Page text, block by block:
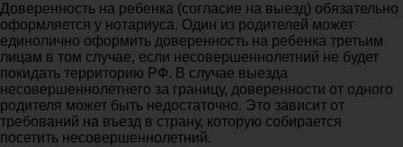
Доверенность на ребенка (согласие на выезд) обязательно
оформляется у нотариуса. Один из родителей может
единолично оформить доверенность на ребенка третьим
лицам в том случае, если несовершеннолетний не будет
покидать территорию РФ. В случае выезда
несовершеннолетнего за границу, доверенности от одного
родителя может быть недостаточно. Это зависит от
требований на въезд в страну, которую собирается
посетить несовершеннолетний.